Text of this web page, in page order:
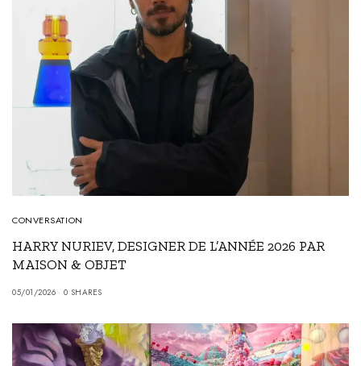
CONVERSATION
HARRY NURIEV, DESIGNER DE L’ANNÉE 2026 PAR
MAISON & OBJET
05/01/2026 0 SHARES